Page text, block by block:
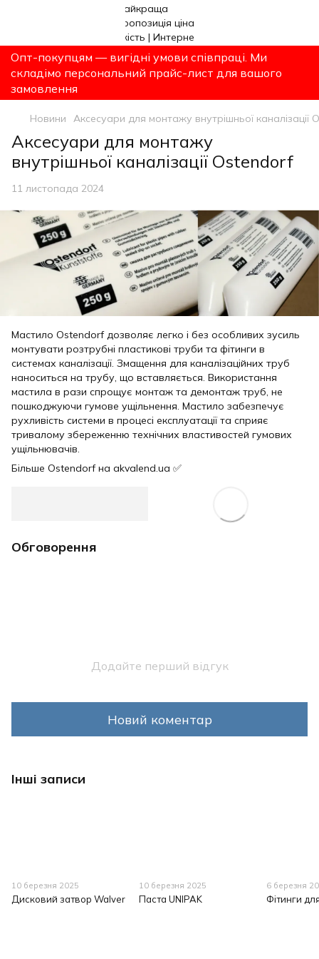
Опт-покупцям — вигідні умови співпраці. Ми
складімо персональний прайс-лист для вашого
замовлення
Новини Аксесуари для монтажу внутрішньої каналізації
Аксесуари для монтажу
внутрішньої каналізації Ostendorf
11 листопада 2024
Мастило Ostendorf дозволяє легко і без особливих зусиль
монтувати розтрубні пластикові труби та фітинги в
системах каналізації. Змащення для каналізаційних труб
наноситься на трубу, що вставляється. Використання
мастила в рази спрощує монтаж та демонтаж труб, не
пошкоджуючи гумове ущільнення. Мастило забезпечує
рухливість системи в процесі експлуатації та сприяє
тривалому збереженню технічних властивостей гумових
ущільнювачів.
Більше Ostendorf на akvalend.ua ✅
Обговорення
Додайте перший відгук
Новий коментар
Інші записи
10 березня 2025
Дисковий затвор Walver
10 березня 2025
Паста UNIPAK
6 березня
Фітинги